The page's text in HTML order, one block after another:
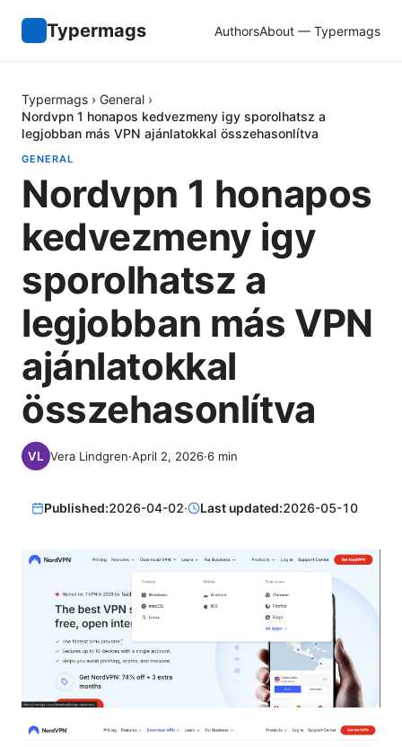
Typermags AuthorsAbout — Typermags
Typermags › General ›
Nordvpn 1 honapos kedvezmeny igy sporolhatsz a
legjobban más VPN ajánlatokkal összehasonlítva
GENERAL
Nordvpn 1 honapos
kedvezmeny igy
sporolhatsz a
legjobban más VPN
ajánlatokkal
összehasonlítva
Vera Lindgren·April 2, 2026·6 min
Published:2026-04-02· Last updated:2026-05-10